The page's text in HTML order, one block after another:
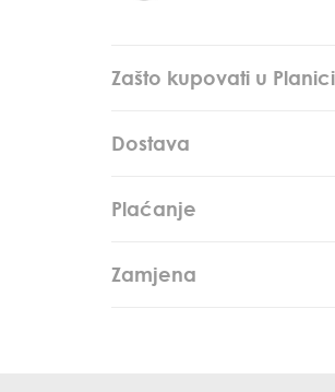
Zašto kupovati u
Dostava
Plaćanje
Zamjena